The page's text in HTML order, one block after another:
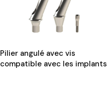
Pilier angulé avec vis
compatible avec les implants